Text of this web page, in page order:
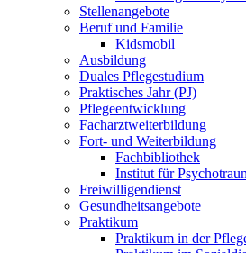
Stellenangebote
Beruf und Familie
Kidsmobil
Ausbildung
Duales Pflegestudium
Praktisches Jahr (PJ)
Pflegeentwicklung
Facharztweiterbildung
Fort- und Weiterbildung
Fachbibliothek
Institut für
Freiwilligendienst
Gesundheitsangebote
Praktikum
Praktikum in der